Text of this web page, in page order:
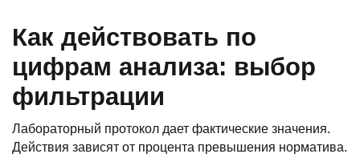
Как действовать по
цифрам анализа: выбор
фильтрации
Лабораторный протокол дает фактические значения.
Действия зависят от процента превышения норматива.